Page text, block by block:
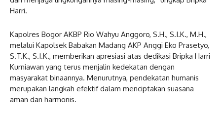
Harri.
Kapolres Bogor AKBP Rio Wahyu Anggoro, S.H., S.I.K., M.H.,
melalui Kapolsek Babakan Madang AKP Anggi Eko Prasetyo,
S.T.K., S.I.K., memberikan apresiasi atas dedikasi Bripka Harri
Kurniawan yang terus menjalin kedekatan dengan
masyarakat binaannya. Menurutnya, pendekatan humanis
merupakan langkah efektif dalam menciptakan suasana
aman dan harmonis.